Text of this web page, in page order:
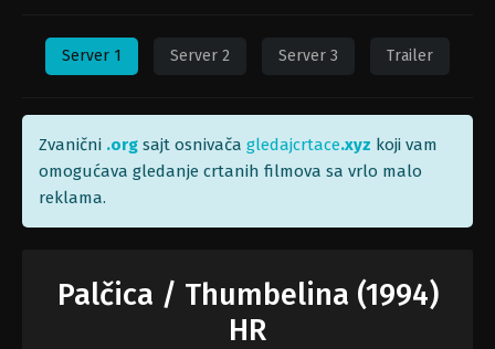
Server 1 Server 2 Server 3 Trailer
Zvanični .org sajt osnivača gledajcrtace.xyz koji vam
omogućava gledanje crtanih filmova sa vrlo malo
reklama.
Palčica / Thumbelina (1994)
HR